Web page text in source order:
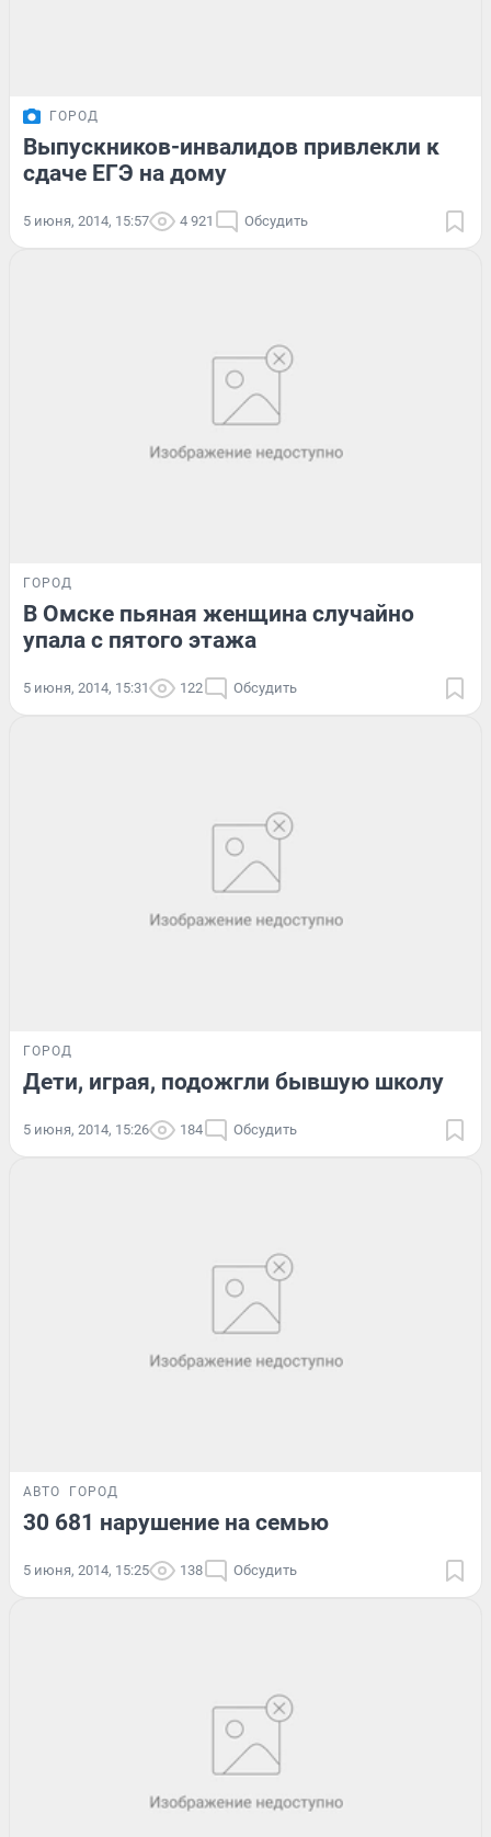
ГОРОД
Выпускников-инвалидов привлекли к
сдаче ЕГЭ на дому
5 июня, 2014, 15:57 4 921 Обсудить
ГОРОД
В Омске пьяная женщина случайно
упала с пятого этажа
5 июня, 2014, 15:31 122 Обсудить
ГОРОД
Дети, играя, подожгли бывшую школу
5 июня, 2014, 15:26 184 Обсудить
АВТО ГОРОД
30 681 нарушение на семью
5 июня, 2014, 15:25 138 Обсудить